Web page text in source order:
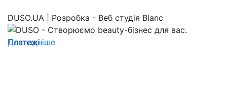
Докладніше
DUSO.UA | Розробка - Веб студія Blanc